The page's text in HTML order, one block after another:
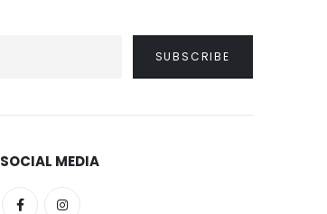
SOCIAL MEDIA